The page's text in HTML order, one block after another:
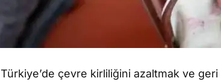
Türkiye’de çevre kirliliğini azaltmak ve geri